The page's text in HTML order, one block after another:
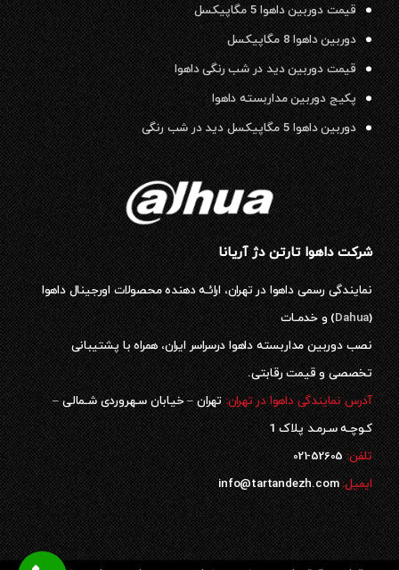
قیمت دوربین داهوا 5 مگاپیکسل
دوربین داهوا 8 مگاپیکسل
قیمت دوربین دید در شب رنگی داهوا
پکیج دوربین مداربسته داهوا
دوربین داهوا 5 مگاپیکسل دید در شب رنگی
شرکت داهوا تارتن دژ آریانا
نمایندگی رسمی داهوا در تهران، ارائـه دهنده محصولات اورجینال داهوا
(
Dahua) و خدمـات
نصب دوربین مداربسته داهوا درسراسر ایران، همراه با پشتیبانی
تخصصی و قیمت رقابتی.
آدرس نمایندگی داهوا در تهران:تهران – خیابان سـهروردی شـمالی –
کـوچـه سـرمـد پلاک 1
تلفن:52605-021
ایمیل:info@tartandezh.com